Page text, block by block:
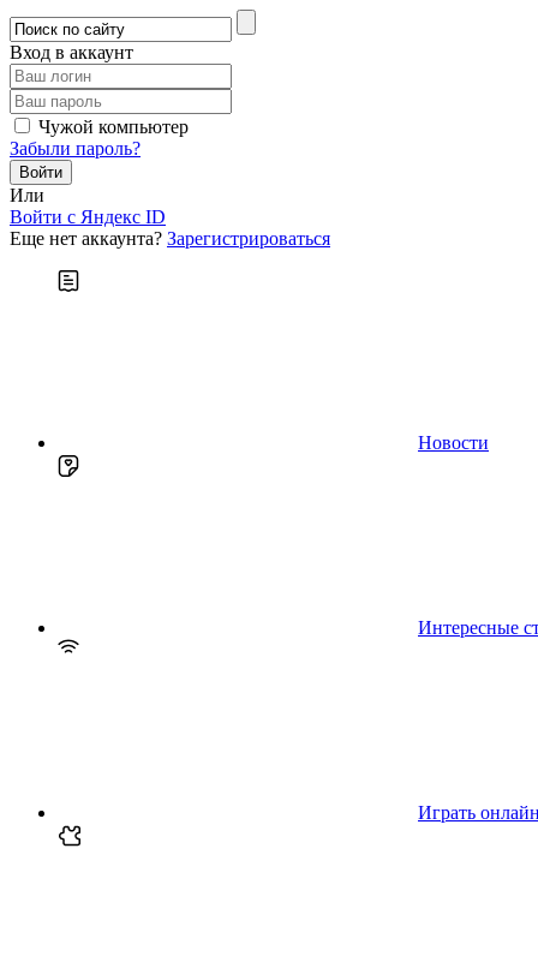
Вход в аккаунт
Чужой компьютер
Забыли пароль?
Или
Войти c Яндекс ID
Еще нет аккаунта? Зарегистрироваться
Новости
Интересные
Играть онлайн